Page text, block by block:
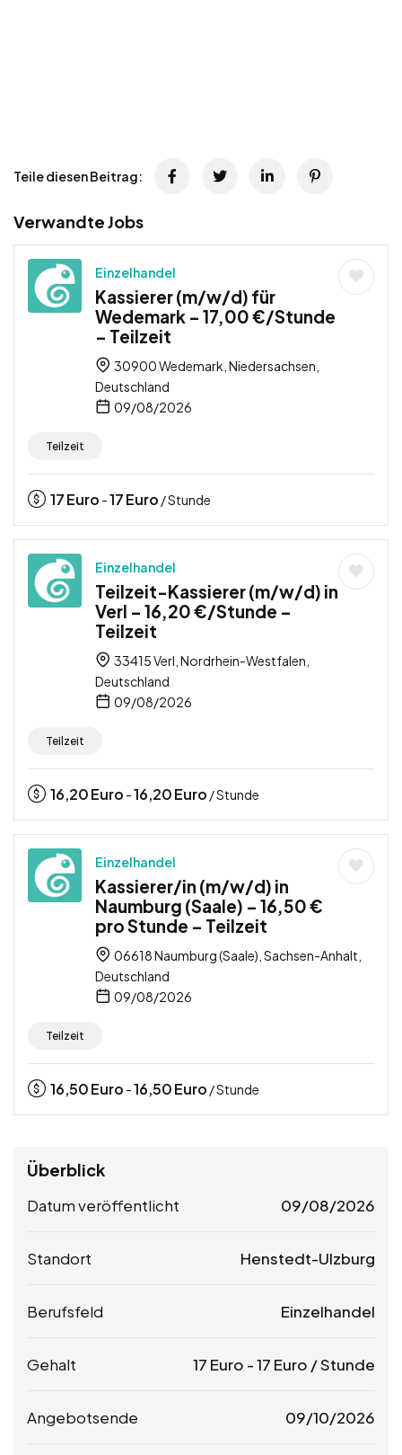
Teile diesen Beitrag:
Verwandte Jobs
Einzelhandel
Kassierer (m/w/d) für
Wedemark – 17,00 €/Stunde
– Teilzeit
30900 Wedemark, Niedersachsen,
Deutschland
09/08/2026
Teilzeit
17Euro -17Euro / Stunde
Einzelhandel
Teilzeit-Kassierer (m/w/d) in
Verl – 16,20 €/Stunde –
Teilzeit
33415 Verl, Nordrhein-Westfalen,
Deutschland
09/08/2026
Teilzeit
16,20Euro -16,20Euro / Stunde
Einzelhandel
Kassierer/in (m/w/d) in
Naumburg (Saale) – 16,50 €
pro Stunde – Teilzeit
06618 Naumburg (Saale), Sachsen-Anhalt,
Deutschland
09/08/2026
Teilzeit
16,50Euro -16,50Euro / Stunde
Überblick
Datum veröffentlicht 09/08/2026
Standort Henstedt-Ulzburg
Berufsfeld Einzelhandel
Gehalt 17 Euro -17 Euro / Stunde
Angebotsende 09/10/2026